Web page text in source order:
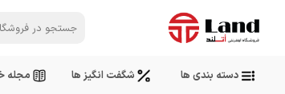
دسته بندی ها شگفت انگیز ها مجله